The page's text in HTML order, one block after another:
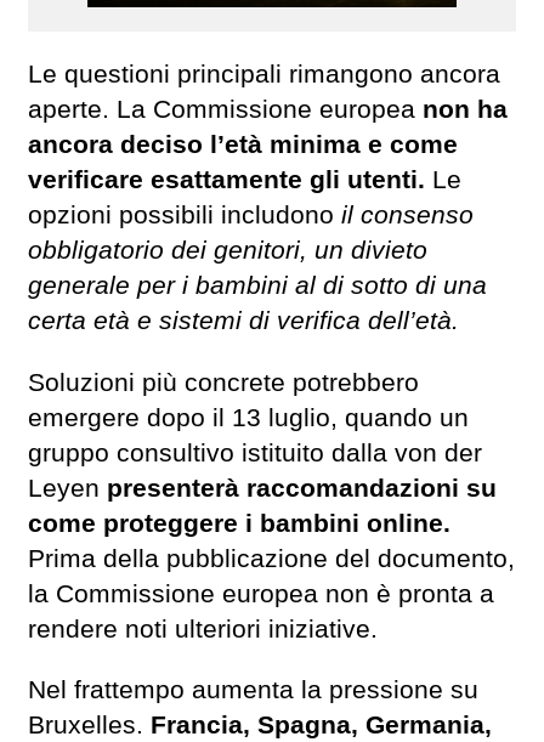
Le questioni principali rimangono ancora
aperte. La Commissione europea non ha
ancora deciso l’età minima e come
verificare esattamente gli utenti. Le
opzioni possibili includono il consenso
obbligatorio dei genitori, un divieto
generale per i bambini al di sotto di una
certa età e sistemi di verifica dell’età.
Soluzioni più concrete potrebbero
emergere dopo il 13 luglio, quando un
gruppo consultivo istituito dalla von der
Leyen presenterà raccomandazioni su
come proteggere i bambini online.
Prima della pubblicazione del documento,
la Commissione europea non è pronta a
rendere noti ulteriori iniziative.
Nel frattempo aumenta la pressione su
Bruxelles. Francia, Spagna, Germania,